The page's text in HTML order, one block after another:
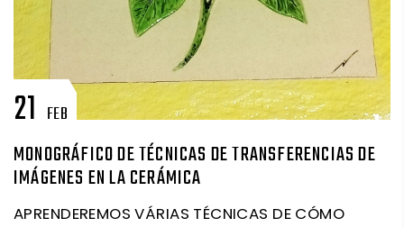
21 FEB
MONOGRÁFICO DE TÉCNICAS DE TRANSFERENCIAS DE
IMÁGENES EN LA CERÁMICA
APRENDEREMOS VÁRIAS TÉCNICAS DE CÓMO